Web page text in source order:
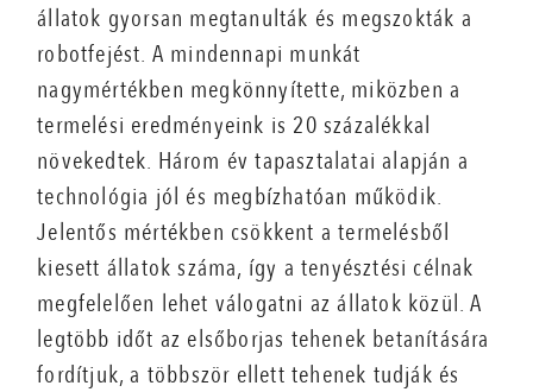
állatok gyorsan megtanulták és megszokták a
robotfejést. A mindennapi munkát
nagymértékben megkönnyítette, miközben a
termelési eredményeink is 20 százalékkal
növekedtek. Három év tapasztalatai alapján a
technológia jól és megbízhatóan működik.
Jelentős mértékben csökkent a termelésből
kiesett állatok száma, így a tenyésztési célnak
megfelelően lehet válogatni az állatok közül. A
legtöbb időt az elsőborjas tehenek betanítására
fordítjuk, a többször ellett tehenek tudják és